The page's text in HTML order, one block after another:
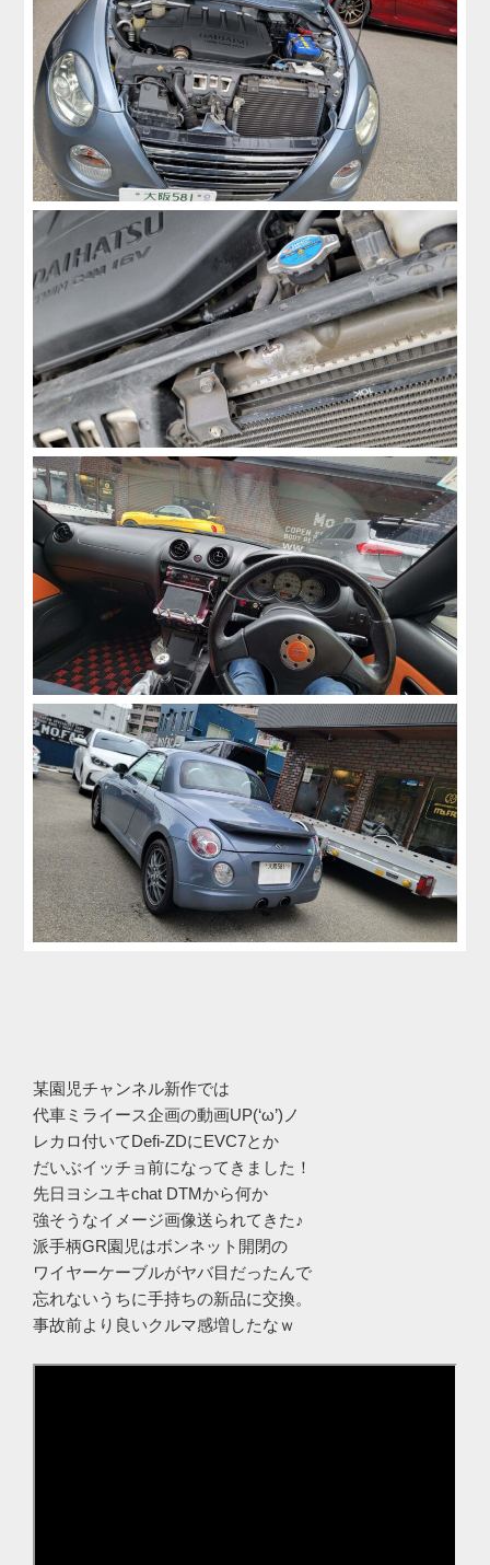
某園児チャンネル新作では
代車ミライース企画の動画UP(‘ω’)ノ
レカロ付いてDefi-ZDにEVC7とか
だいぶイッチョ前になってきました！
先日ヨシユキchat DTMから何か
強そうなイメージ画像送られてきた♪
派手柄GR園児はボンネット開閉の
ワイヤーケーブルがヤバ目だったんで
忘れないうちに手持ちの新品に交換。
事故前より良いクルマ感増したなｗ